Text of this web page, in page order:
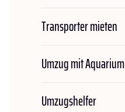
Transporter mieten
Umzug mit Aquarium
Umzugshelfer